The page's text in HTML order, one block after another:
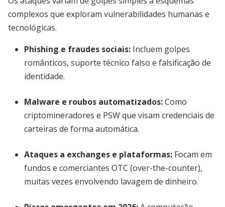
complexos que exploram vulnerabilidades humanas e
tecnológicas.
Phishing e fraudes sociais: Incluem golpes
românticos, suporte técnico falso e falsificação de
identidade.
Malware e roubos automatizados:Como
criptomineradores e PSW que visam credenciais de
carteiras de forma automática.
Ataques a exchanges e plataformas: Focam em
fundos e comerciantes OTC (over-the-counter),
muitas vezes envolvendo lavagem de dinheiro.